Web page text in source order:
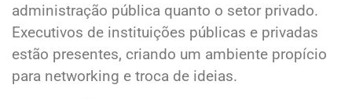
administração pública quanto o setor privado.
Executivos de instituições públicas e privadas
estão presentes, criando um ambiente propício
para networking e troca de ideias.